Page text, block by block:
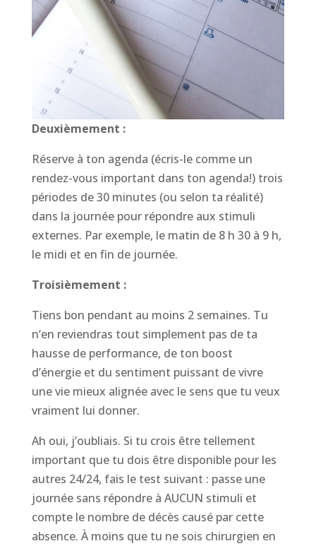
Deuxièmement :
Réserve à ton agenda (écris-le comme un
rendez-vous important dans ton agenda!) trois
périodes de 30 minutes (ou selon ta réalité)
dans la journée pour répondre aux stimuli
externes. Par exemple, le matin de 8 h 30 à 9 h,
le midi et en fin de journée.
Troisièmement :
Tiens bon pendant au moins 2 semaines. Tu
n’en reviendras tout simplement pas de ta
hausse de performance, de ton boost
d’énergie et du sentiment puissant de vivre
une vie mieux alignée avec le sens que tu veux
vraiment lui donner.
Ah oui, j’oubliais. Si tu crois être tellement
important que tu dois être disponible pour les
autres 24/24, fais le test suivant : passe une
journée sans répondre à AUCUN stimuli et
compte le nombre de décès causé par cette
absence. À moins que tu ne sois chirurgien en